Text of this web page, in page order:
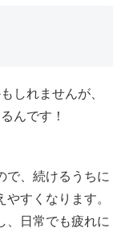
しれませんが、
んです！
で、続けるうちに
すくなります。
、日常でも疲れに